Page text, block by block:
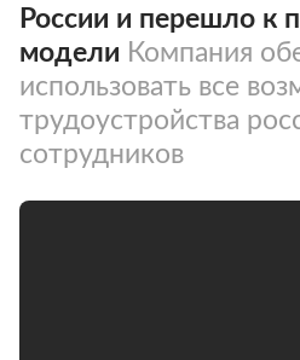
России и перешло к
модели Компания
использовать все
трудоустройства
сотрудников